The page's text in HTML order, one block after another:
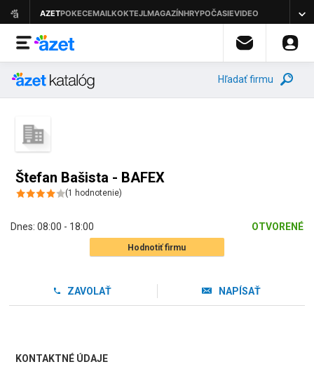
Hľadať firmu
Štefan Bašista - BAFEX
(1 hodnotenie)
Dnes: 08:00 - 18:00 OTVORENÉ
Hodnotiť firmu
ZAVOLAŤ NAPÍSAŤ
KONTAKTNÉ ÚDAJE